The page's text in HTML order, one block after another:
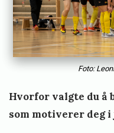
Foto:
Hvorfor valgte du å
som motiverer deg i